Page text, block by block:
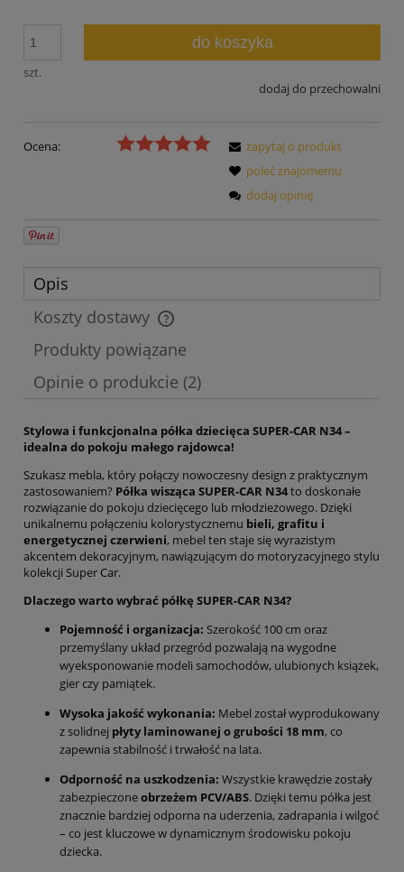
szt.
do koszyka
dodaj do przechowalni
Ocena:
zapytaj o produkt
poleć znajomemu
dodaj opinię
Opis
Koszty dostawy
Cena nie zawiera ewentualnych kosztów płatności
Produkty powiązane
Opinie o produkcie (2)
Stylowa i funkcjonalna półka dziecięca SUPER-CAR N34 –
idealna do pokoju małego rajdowca!
Szukasz mebla, który połączy nowoczesny design z praktycznym
zastosowaniem? Półka wisząca SUPER-CAR N34to doskonałe
rozwiązanie do pokoju dziecięcego lub młodzieżowego. Dzięki
unikalnemu połączeniu kolorystycznemu bieli, grafitu i
energetycznej czerwieni, mebel ten staje się wyrazistym
akcentem dekoracyjnym, nawiązującym do motoryzacyjnego stylu
kolekcji Super Car.
Dlaczego warto wybrać półkę SUPER-CAR N34?
Pojemność i organizacja: Szerokość 100 cm oraz
przemyślany układ przegród pozwalają na wygodne
wyeksponowanie modeli samochodów, ulubionych książek,
gier czy pamiątek.
Wysoka jakość wykonania: Mebel został wyprodukowany
z solidnej płyty laminowanej o grubości 18 mm, co
zapewnia stabilność i trwałość na lata.
Odporność na uszkodzenia: Wszystkie krawędzie zostały
zabezpieczoneobrzeżem PCV/ABS. Dzięki temu półka jest
znacznie bardziej odporna na uderzenia, zadrapania i wilgoć
– co jest kluczowe w dynamicznym środowisku pokoju
dziecka.